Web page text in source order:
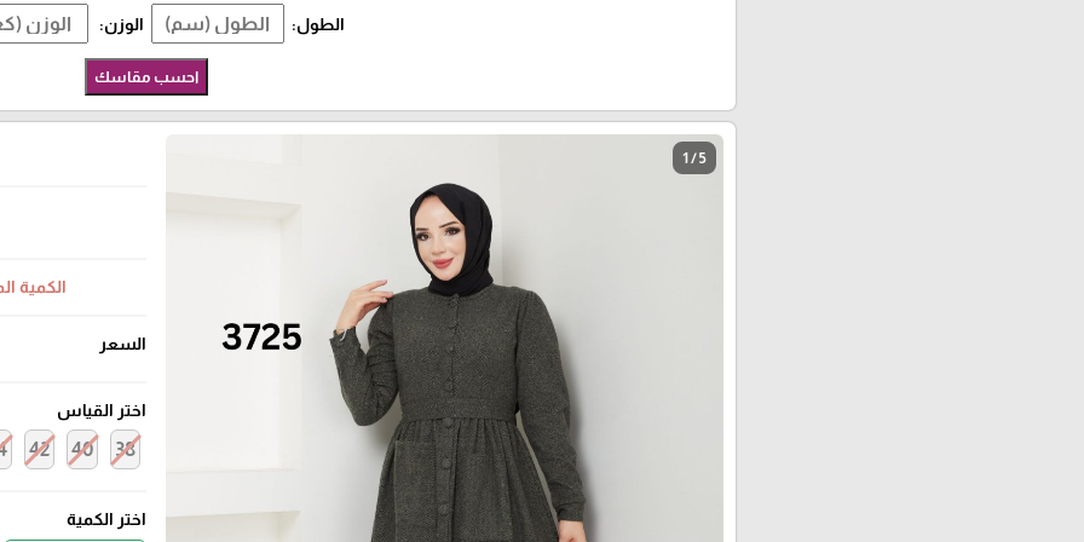
الطول: الوزن:
احسب مقاسك
1 / 5
الكمية
السعر
اختر القياس
38
40
42
اختر الكمية